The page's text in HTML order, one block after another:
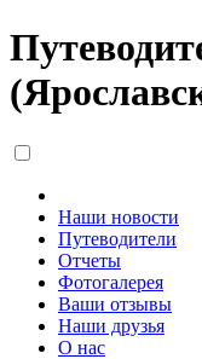
Наши новости
Путеводители
Отчеты
Фотогалерея
Ваши отзывы
Наши друзья
О нас